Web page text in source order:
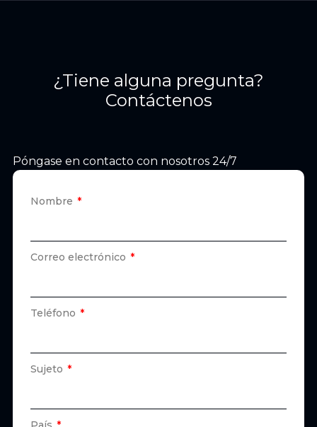
¿Tiene alguna pregunta?
Contáctenos
Póngase en contacto con nosotros 24/7
Nombre
Correo electrónico
Teléfono
Sujeto